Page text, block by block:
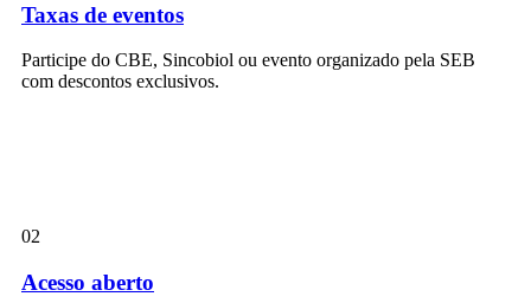
Taxas de eventos
Participe do CBE, Sincobiol ou evento organizado pela SEB
com descontos exclusivos.
02
Acesso aberto